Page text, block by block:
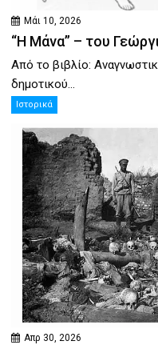
Μάι 10, 2026
“Η Μάνα” – του
Από το βιβλίο:
δημοτικού...
Ιστορικά
Απρ 30, 2026